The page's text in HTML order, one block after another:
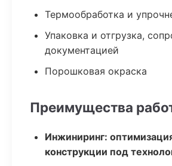
Термообработка и
Упаковка и отгрузка,
документацией
Порошковая окраска
Преимущества
Инжиниринг:
конструкции под